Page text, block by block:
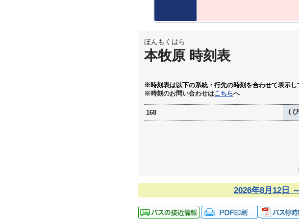
ほんもくはら
本牧原 時刻表
※時刻表は以下の系統・行先の時刻を合わせて表示し
※時刻のお問い合わせはこちらへ
168 (
2026年8月12日